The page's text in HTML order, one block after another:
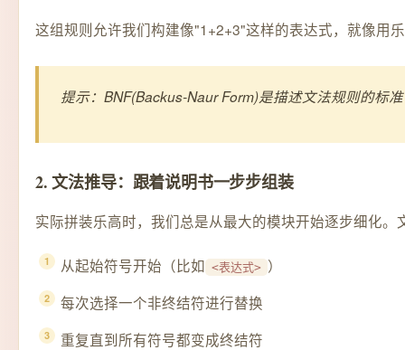
这组规则允许我们构建像"1+2+3"这样的表达式，就像用
提示：BNF(Backus-Naur Form)是描述文法规则的标
2. 文法推导：跟着说明书一步步组装
实际拼装乐高时，我们总是从最大的模块开始逐步细化。
从起始符号开始（比如 <表达式> ）
每次选择一个非终结符进行替换
重复直到所有符号都变成终结符